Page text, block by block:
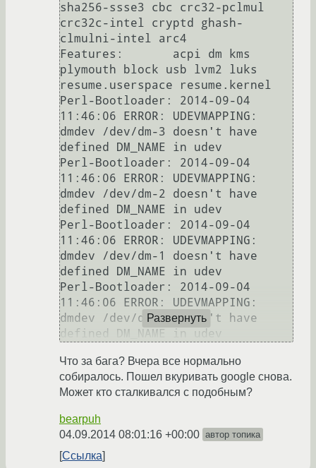
sha256-ssse3 cbc crc32-pclmul
crc32c-intel cryptd ghash-
clmulni-intel arc4
Features:       acpi dm kms
plymouth block usb lvm2 luks
resume.userspace resume.kernel
Perl-Bootloader: 2014-09-04
11:46:06 ERROR: UDEVMAPPING:
dmdev /dev/dm-3 doesn't have
defined DM_NAME in udev
Perl-Bootloader: 2014-09-04
11:46:06 ERROR: UDEVMAPPING:
dmdev /dev/dm-2 doesn't have
defined DM_NAME in udev
Perl-Bootloader: 2014-09-04
11:46:06 ERROR: UDEVMAPPING:
dmdev /dev/dm-1 doesn't have
defined DM_NAME in udev
Perl-Bootloader: 2014-09-04
11:46:06 ERROR: UDEVMAPPING:
dmdev /dev/dm-0 doesn't have
Развернуть
Что за бага? Вчера все нормально
собиралось. Пошел вкуривать google снова.
Может кто сталкивался с подобным?
bearpuh
04.09.2014 08:01:16 +00:00 автор топика
Ссылка